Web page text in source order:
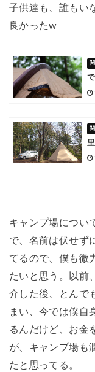
子供達も、誰もい
良かったw
キャンプ場につい
で、名前は伏せず
てるので、僕も微
たいと思う。以前
介した後、とんで
まい、今では僕自
るんだけど、お金
が、キャンプ場も
たと思ってる。